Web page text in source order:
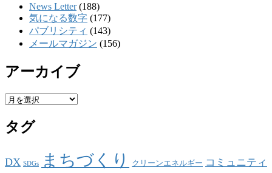
News Letter(188)
気になる数字 (177)
パブリシティ (143)
メールマガジン (156)
アーカイブ
ア
カ
イ
タグ
DX SDGs まちづくり クリーンエネルギー コミュニティ